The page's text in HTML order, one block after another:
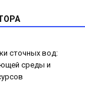
сточных вод:
среды и